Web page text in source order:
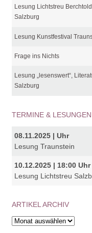
Lesung Lichtstreu
Salzburg
Lesung Kunstfestival
Frage ins Nichts
Lesung „lesenswert“,
Salzburg
TERMINE & LESUNGEN
08.11.2025 | Uhr
Lesung Traunstein
10.12.2025 | 18:00 Uhr
Lesung Lichtstreu
ARTIKEL ARCHIV
Artikel